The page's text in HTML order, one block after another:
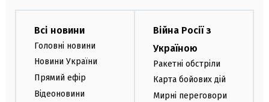
Всі новини
Головні новини
Новини України
Прямий ефір
Відеоновини
Війна Росії з
Україною
Ракетні обстріли
Карта бойових дій
Мирні переговори